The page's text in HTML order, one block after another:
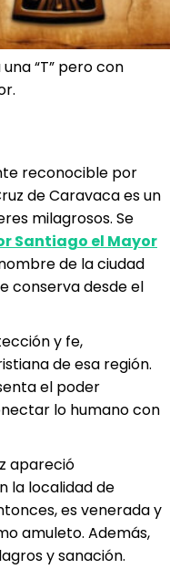
“T” pero con
reconocible por
de Caravaca es un
milagrosos. Se
Santiago el Mayor
de la ciudad
conserva desde el
y fe,
de esa región.
el poder
lo humano con
apareció
la localidad de
es venerada y
amuleto. Además,
y sanación.